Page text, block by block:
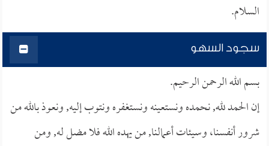
السلام.
سجود السهو
بسم الله الرحمن الرحيم.
إن الحمد لله, نحمده ونستعينه ونستغفره ونتوب إليه, ونعوذ بالله من
شرور أنفسنا، وسيئات أعمالنا, من يهده الله فلا مضل له, ومن